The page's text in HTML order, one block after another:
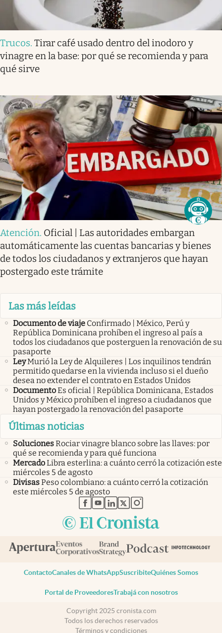
Trucos. Tirar café usado dentro del inodoro y
vinagre en la base: por qué se recomienda y para
qué sirve
Atención. Oficial | Las autoridades embargan
automáticamente las cuentas bancarias y bienes
de todos los ciudadanos y extranjeros que hayan
postergado este trámite
Las más leídas
Documento de viaje Confirmado | México, Perú y
República Dominicana prohíben el ingreso al país a
todos los ciudadanos que posterguen la renovación de su
pasaporte
LeyMurió la Ley de Alquileres | Los inquilinos tendrán
permitido quedarse en la vivienda incluso si el dueño
desea no extender el contrato en Estados Unidos
DocumentoEs oficial | República Dominicana, Estados
Unidos y México prohíben el ingreso a ciudadanos que
hayan postergado la renovación del pasaporte
Últimas noticias
SolucionesRociar vinagre blanco sobre las llaves: por
qué se recomienda y para qué funciona
MercadoLibra esterlina: a cuánto cerró la cotización este
miércoles 5 de agosto
DivisasPeso colombiano: a cuánto cerró la cotización
este miércoles 5 de agosto
abre en nueva pestaña
abre en nueva pestaña
abre en nueva pestaña
abre en nueva pestaña
abre en nueva pestaña
ContactoCanales de WhatsAppSuscribiteQuiénes Somos
Portal de ProveedoresTrabajá con nosotros
Copyright 2025 cronista.com
Todos los derechos reservados
Términos y condiciones